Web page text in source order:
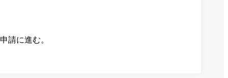
請に進む。